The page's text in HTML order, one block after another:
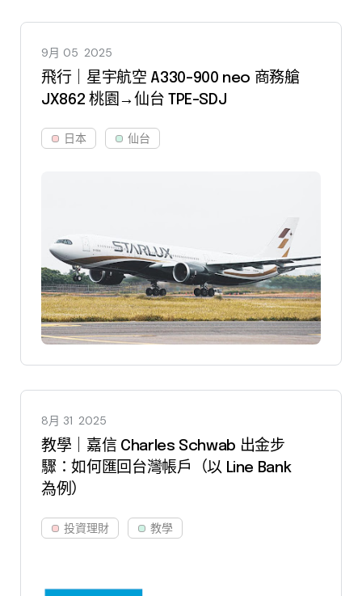
9月 05 2025
飛行｜星宇航空 A330-900 neo 商務艙
JX862 桃園→仙台 TPE-SDJ
日本 仙台
8月 31 2025
教學｜嘉信 Charles Schwab 出金步
驟：如何匯回台灣帳戶（以 Line Bank
為例）
投資理財 教學